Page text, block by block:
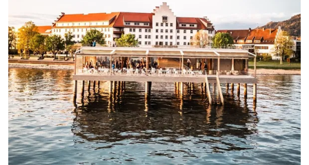
Doppelzimmer Komfort
2 Erwachsene